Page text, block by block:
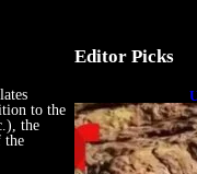
to the
the
the
Editor Picks